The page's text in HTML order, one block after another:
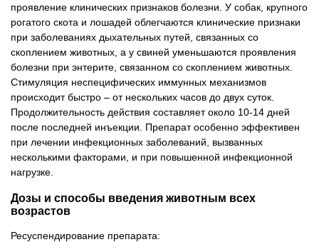
проявление клинических признаков болезни. У собак, крупного
рогатого скота и лошадей облегчаются клинические признаки
при заболеваниях дыхательных путей, связанных со
скоплением животных, а у свиней уменьшаются проявления
болезни при энтерите, связанном со скоплением животных.
Стимуляция неспецифических иммунных механизмов
происходит быстро – от нескольких часов до двух суток.
Продолжительность действия составляет около 10-14 дней
после последней инъекции. Препарат особенно эффективен
при лечении инфекционных заболеваний, вызванных
несколькими факторами, и при повышенной инфекционной
нагрузке.
Дозы и способы введения животным всех
возрастов
Ресуспендирование препарата: